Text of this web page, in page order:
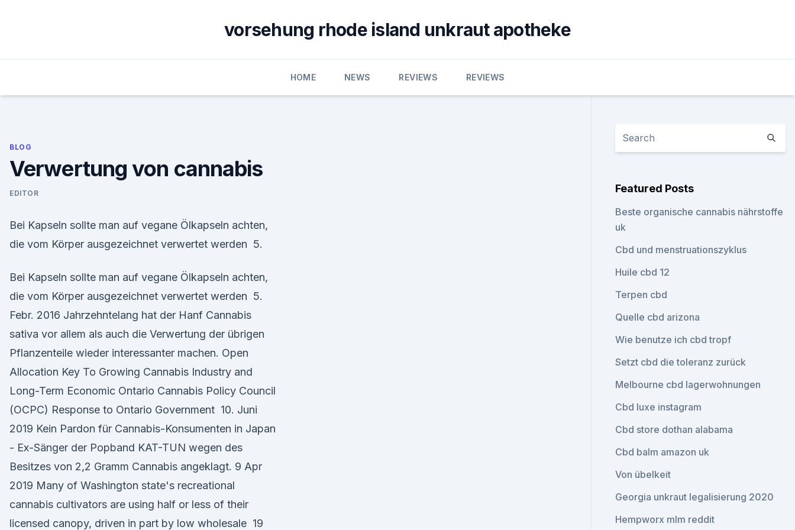
vorsehung rhode island unkraut apotheke
HOME NEWS REVIEWS REVIEWS
BLOG
Verwertung von cannabis
EDITOR
Bei Kapseln sollte man auf vegane Ölkapseln achten,
die vom Körper ausgezeichnet verwertet werden 5.
Bei Kapseln sollte man auf vegane Ölkapseln achten,
die vom Körper ausgezeichnet verwertet werden 5.
Febr. 2016 Jahrzehntelang hat der Hanf Cannabis
sativa vor allem als auch die Verwertung der übrigen
Pflanzenteile wieder interessanter machen. Open
Allocation Key To Growing Cannabis Industry and
Long-Term Economic Ontario Cannabis Policy Council
(OCPC) Response to Ontario Government 10. Juni
2019 Kein Pardon für Cannabis-Konsumenten in Japan
- Ex-Sänger der Popband KAT-TUN wegen des
Besitzes von 2,2 Gramm Cannabis angeklagt. 9 Apr
2019 Many of Washington state's recreational
cannabis cultivators are using half or less of their
licensed canopy, driven in part by low wholesale 19
Featured Posts
Beste organische cannabis nährstoffe
uk
Cbd und menstruationszyklus
Huile cbd 12
Terpen cbd
Quelle cbd arizona
Wie benutze ich cbd tropf
Setzt cbd die toleranz zurück
Melbourne cbd lagerwohnungen
Cbd luxe instagram
Cbd store dothan alabama
Cbd balm amazon uk
Von übelkeit
Georgia unkraut legalisierung 2020
Hempworx mlm reddit